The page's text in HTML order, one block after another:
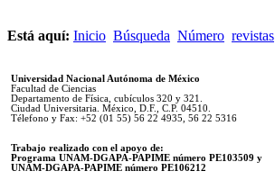
Está aquí: Inicio Búsqueda Número revistas
Universidad Nacional Autónoma de México
Facultad de Ciencias
Departamento de Física, cubículos 320 y 321.
Ciudad Universitaria. México, D.F., C.P. 04510.
Télefono y Fax: +52 (01 55) 56 22 4935, 56 22 5316
Trabajo realizado con el apoyo de:
Programa UNAM-DGAPA-PAPIME número PE103509 y
UNAM-DGAPA-PAPIME número PE106212